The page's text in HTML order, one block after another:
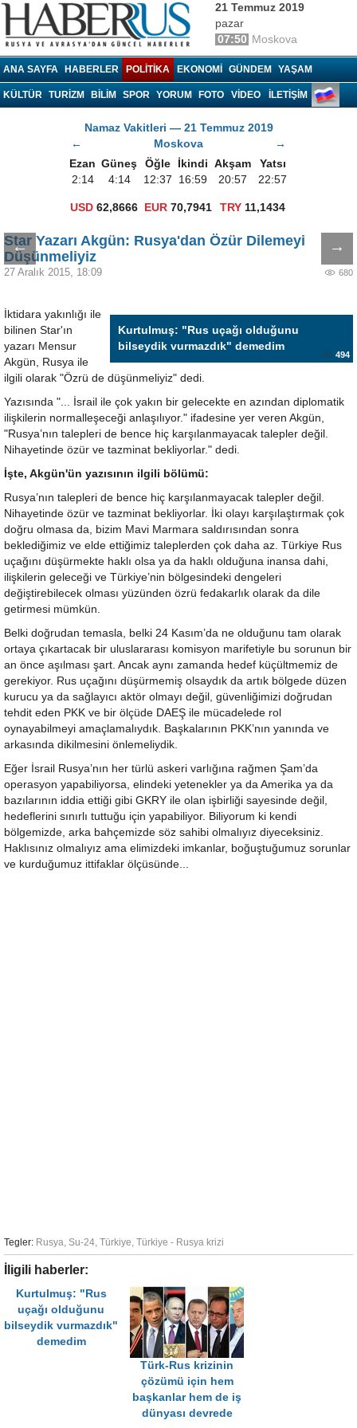
Haberrus.com
21 Temmuz 2019
pazar
07:50 Moskova
ANA SAYFA HABERLER POLITIKA EKONOMI GÜNDEM YAŞAM
KÜLTÜR TURIZM BILIM SPOR YORUM FOTO VIDEO İLETİŞİM
Namaz Vakitleri — 21 Temmuz 2019
←
Moskova
→
Ezan Güneş Öğle İkindi Akşam
Yatsı
2:14
4:14 12:37 16:59 20:57 22:57
USD 62,8666 EUR 70,7941 TRY 11,1434
← →
Star Yazarı Akgün: Rusya'dan Özür Dilemeyi
Düşünmeliyiz
27 Aralık 2015, 18:09 680
Kurtulmuş: "Rus uçağı olduğunu
bilseydik vurmazdık" demedim
494
İktidara yakınlığı ile
bilinen Star'ın
yazarı Mensur
Akgün, Rusya ile
ilgili olarak "Özrü de düşünmeliyiz" dedi.
Yazısında "... İsrail ile çok yakın bir gelecekte en azından diplomatik
ilişkilerin normalleşeceği anlaşılıyor." ifadesine yer veren Akgün,
"Rusya’nın talepleri de bence hiç karşılanmayacak talepler değil.
Nihayetinde özür ve tazminat bekliyorlar." dedi.
İşte, Akgün'ün yazısının ilgili bölümü:
Rusya’nın talepleri de bence hiç karşılanmayacak talepler değil.
Nihayetinde özür ve tazminat bekliyorlar. İki olayı karşılaştırmak çok
doğru olmasa da, bizim Mavi Marmara saldırısından sonra
beklediğimiz ve elde ettiğimiz taleplerden çok daha az. Türkiye Rus
uçağını düşürmekte haklı olsa ya da haklı olduğuna inansa dahi,
ilişkilerin geleceği ve Türkiye’nin bölgesindeki dengeleri
değiştirebilecek olması yüzünden özrü fedakarlık olarak da dile
getirmesi mümkün.
Belki doğrudan temasla, belki 24 Kasım’da ne olduğunu tam olarak
ortaya çıkartacak bir uluslararası komisyon marifetiyle bu sorunun bir
an önce aşılması şart. Ancak aynı zamanda hedef küçültmemiz de
gerekiyor. Rus uçağını düşürmemiş olsaydık da artık bölgede düzen
kurucu ya da sağlayıcı aktör olmayı değil, güvenliğimizi doğrudan
tehdit eden PKK ve bir ölçüde DAEŞ ile mücadelede rol
oynayabilmeyi amaçlamalıydık. Başkalarının PKK’nın yanında ve
arkasında dikilmesini önlemeliydik.
Eğer İsrail Rusya’nın her türlü askeri varlığına rağmen Şam’da
operasyon yapabiliyorsa, elindeki yetenekler ya da Amerika ya da
bazılarının iddia ettiği gibi GKRY ile olan işbirliği sayesinde değil,
hedeflerini sınırlı tuttuğu için yapabiliyor. Biliyorum ki kendi
bölgemizde, arka bahçemizde söz sahibi olmalıyız diyeceksiniz.
Haklısınız olmalıyız ama elimizdeki imkanlar, boğuştuğumuz sorunlar
ve kurduğumuz ittifaklar ölçüsünde...
Tegler: Rusya, Su-24, Türkiye, Türkiye - Rusya krizi
İligili haberler:
Kurtulmuş: "Rus
uçağı olduğunu
bilseydik vurmazdık"
demedim
Türk-Rus krizinin
çözümü için hem
başkanlar hem de iş
dünyası devrede